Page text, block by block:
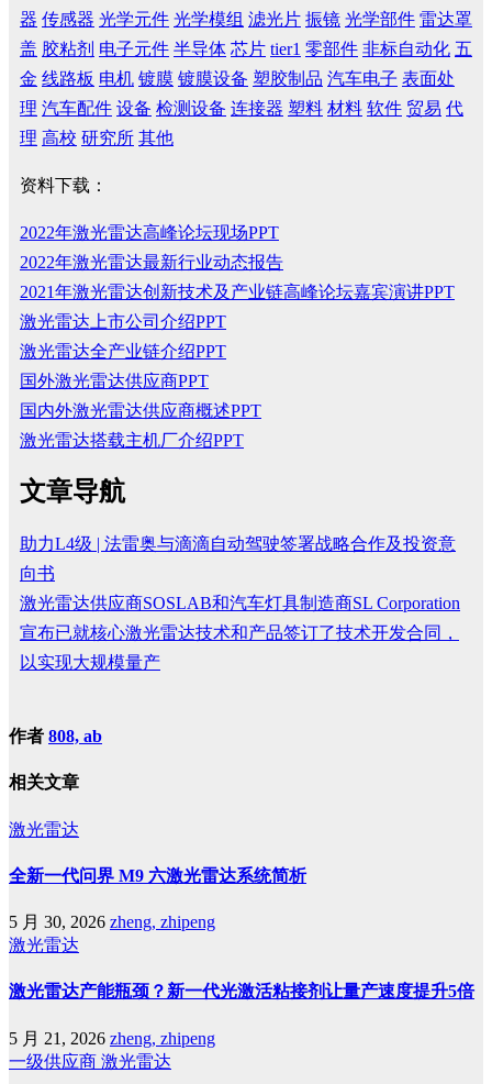
器 传感器 光学元件 光学模组 滤光片 振镜 光学部件 雷达罩
盖 胶粘剂 电子元件 半导体 芯片 tier1 零部件 非标自动化 五
金 线路板 电机 镀膜 镀膜设备 塑胶制品 汽车电子 表面处
理 汽车配件 设备 检测设备 连接器 塑料 材料 软件 贸易 代
理 高校 研究所 其他
资料下载：
2022年激光雷达高峰论坛现场PPT
2022年激光雷达最新行业动态报告
2021年激光雷达创新技术及产业链高峰论坛嘉宾演讲PPT
激光雷达上市公司介绍PPT
激光雷达全产业链介绍PPT
国外激光雷达供应商PPT
国内外激光雷达供应商概述PPT
激光雷达搭载主机厂介绍PPT
文章导航
助力L4级 | 法雷奥与滴滴自动驾驶签署战略合作及投资意
向书
激光雷达供应商SOSLAB和汽车灯具制造商SL Corporation
宣布已就核心激光雷达技术和产品签订了技术开发合同，
以实现大规模量产
作者 808, ab
相关文章
激光雷达
全新一代问界 M9 六激光雷达系统简析
5 月 30, 2026 zheng, zhipeng
激光雷达
激光雷达产能瓶颈？新一代光激活粘接剂让量产速度提升5倍
5 月 21, 2026 zheng, zhipeng
一级供应商 激光雷达